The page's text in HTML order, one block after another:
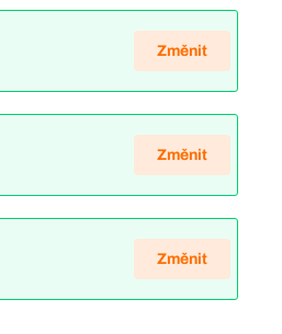
Změnit
Změnit
Změnit